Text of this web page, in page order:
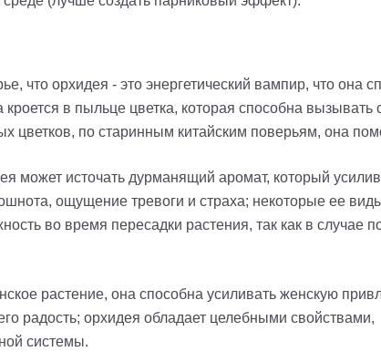
что орхидея - это энергетический вампир, что она
в пыльце цветка, которая способна
цветков, по старинным китайским поверьям, она
может источать дурманящий аромат, который
ощущение тревоги и страха; некоторые ее
во время пересадки растения, так как в случае
растение, она способна усиливать женскую
радость; орхидея обладает целебными
системы.